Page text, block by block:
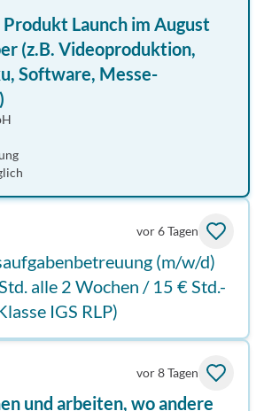
Launch im August
(z.B. Videoproduktion,
Software, Messe-
vor 6 Tagen
(m/w/d)
alle 2 Wochen / 15 € Std.-
IGS RLP)
vor 8 Tagen
und arbeiten, wo andere